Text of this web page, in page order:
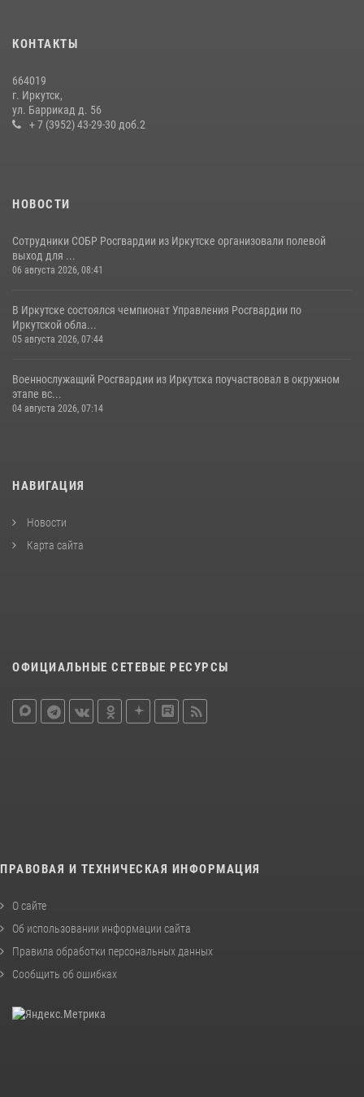
пенсионерку, страдающую потерей памяти
В Иркутске сотрудники вневедомственной охраны Росгвардии
приняли участие в благотворительной акции
КОНТАКТЫ
664019
г. Иркутск,
ул. Баррикад д. 56
+ 7 (3952) 43-29-30 доб.2
НОВОСТИ
Сотрудники СОБР Росгвардии из Иркутске организовали полевой
выход для ...
06 августа 2026, 08:41
В Иркутске состоялся чемпионат Управления Росгвардии по
Иркутской обла...
05 августа 2026, 07:44
Военнослужащий Росгвардии из Иркутска поучаствовал в окружном
этапе вс...
04 августа 2026, 07:14
НАВИГАЦИЯ
Новости
Карта сайта
ОФИЦИАЛЬНЫЕ СЕТЕВЫЕ РЕСУРСЫ
ПРАВОВАЯ И ТЕХНИЧЕСКАЯ ИНФОРМАЦИЯ
О сайте
Об использовании информации сайта
Правила обработки персональных данных
Сообщить об ошибках